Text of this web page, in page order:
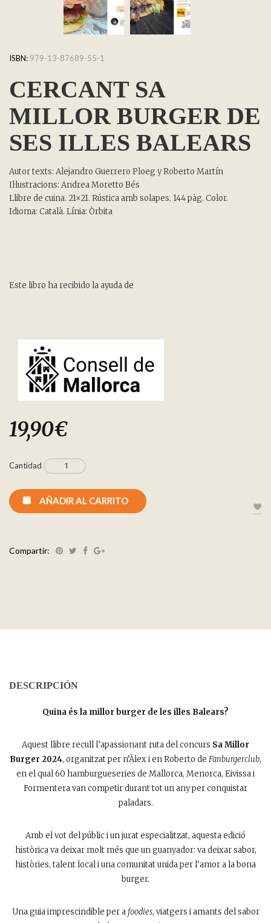
ISBN: 979-13-87689-55-1
CERCANT SA
MILLOR BURGER DE
SES ILLES BALEARS
Autor texts: Alejandro Guerrero Ploeg y Roberto Martín
Il·lustracions: Andrea Moretto Bés
Llibre de cuina. 21×21. Rústica amb solapes. 144 pàg. Color.
Idioma: Català. Línia: Òrbita
Este libro ha recibido la ayuda de
19,90€
Cantidad
AÑADIR AL CARRITO
Compartir:
DESCRIPCIÓN
Quina és la millor burger de les illes Balears?
Aquest llibre recull l’apassionant ruta del concurs Sa Millor
Burger 2024, organitzat per n’Àlex i en Roberto de Fanburgerclub,
en el qual 60 hamburgueseries de Mallorca, Menorca, Eivissa i
Formentera van competir durant tot un any per conquistar
paladars.
Amb el vot del públic i un jurat especialitzat, aquesta edició
històrica va deixar molt més que un guanyador: va deixar sabor,
històries, talent local i una comunitat unida per l’amor a la bona
burger.
Una guia imprescindible per a foodies, viatgers i amants del sabor